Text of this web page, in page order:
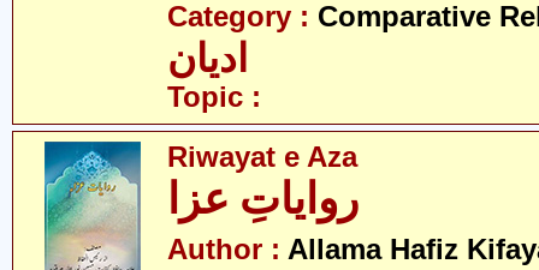
Category : Comparative
ادیان
Topic :
Riwayat e Aza
روایاتِ عزا
Author : Allama Hafiz